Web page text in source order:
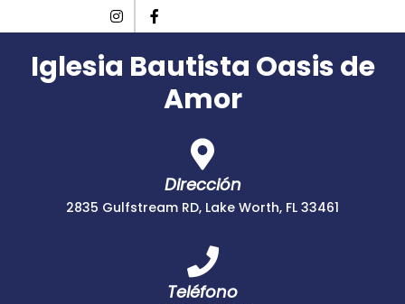
Iglesia Bautista Oasis de
Amor
Dirección
2835 Gulfstream RD, Lake Worth, FL 33461
Teléfono